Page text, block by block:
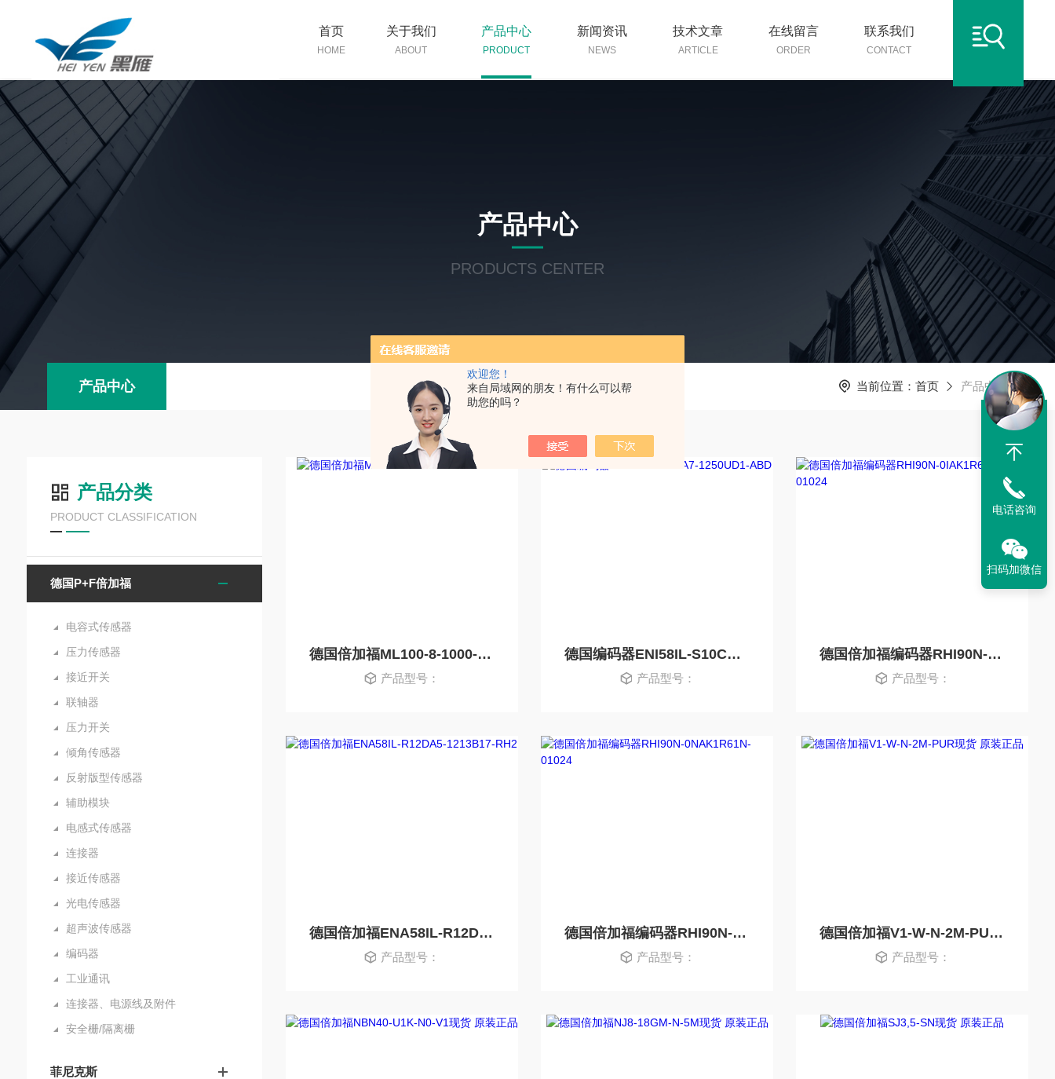
欢迎您！
来自局域网的朋友！有什么可以帮
助您的吗？
首页
HOME
关于我们
ABOUT
产品中心
PRODUCT
新闻资讯
NEWS
技术文章
ARTICLE
在线留言
ORDER
联系我们
CONTACT
产品中心
PRODUCTS CENTER
产品中心 当前位置： 首页 产品中心
产品分类
PRODUCT CLASSIFICATION
德国P+F倍加福
电容式传感器
压力传感器
接近开关
联轴器
压力开关
倾角传感器
反射版型传感器
辅助模块
电感式传感器
连接器
接近传感器
光电传感器
超声波传感器
编码器
工业通讯
连接器、电源线及附件
安全栅/隔离栅
菲尼克斯
德国倍加福ML100-8-1000-RT/103/115b
产品型号：
德国编码器ENI58IL-S10CA7-1250UD1-ABD
产品型号：
德国倍加福编码器RHI90N-0IAK1R6XN-01024
产品型号：
德国倍加福ENA58IL-R12DA5-1213B17-RH2
产品型号：
德国倍加福编码器RHI90N-0NAK1R61N-01024
产品型号：
德国倍加福V1-W-N-2M-PUR现货 原装正品
产品型号：
电话咨询
扫码加微信